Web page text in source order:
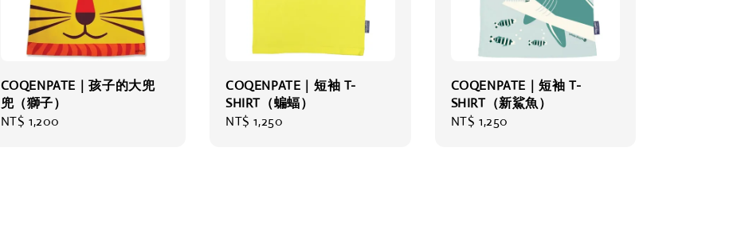
COQENPATE｜孩子的大兜
兜（獅子）
Regular
NT$ 1,200
COQENPATE｜短袖 T-
SHIRT（蝙蝠）
Regular
NT$ 1,250
COQENPATE｜短袖 T-
SHIRT（新鯊魚）
Regular
NT$ 1,250